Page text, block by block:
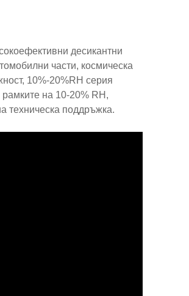
десикантни
части, космическа
10%-20%RH серия
рамките на 10-20% RH,
техническа поддръжка.